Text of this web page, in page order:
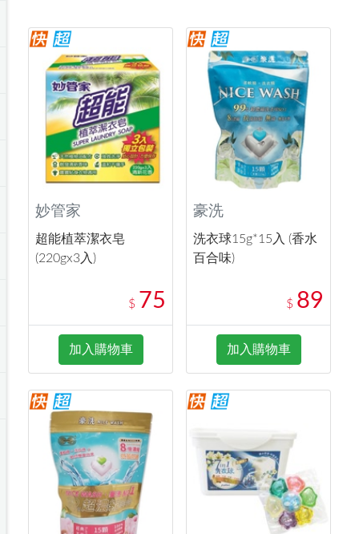
點心罐
機能飲料
箱購飲料
▶保健品牌推薦
黑糖桂圓/蜂蜜醋
開架/身體保養 修繕/五金/祭祀
成人/嬰兒紙尿褲
妙管家
超能植萃潔衣皂
(220gx3入)
$ 75
加入購物車
豪洗
洗衣球15g*15入 (香水
百合味)
$ 89
加入購物車